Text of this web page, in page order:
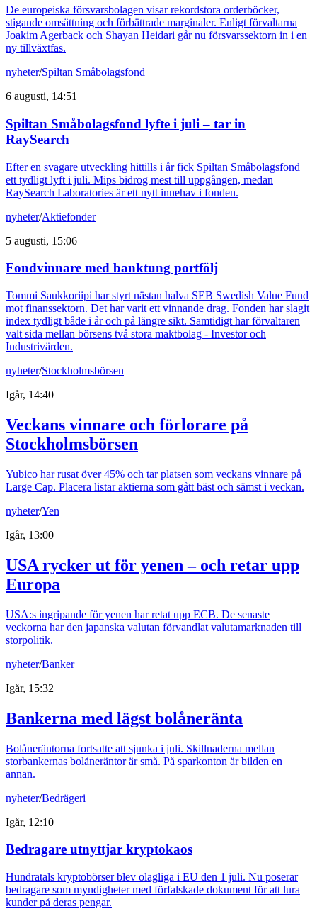
De europeiska försvarsbolagen visar rekordstora orderböcker,
stigande omsättning och förbättrade marginaler. Enligt förvaltarna
Joakim Agerback och Shayan Heidari går nu försvarssektorn in i en
ny tillväxtfas.
nyheter/Spiltan Småbolagsfond
6 augusti, 14:51
Spiltan Småbolagsfond lyfte i juli – tar in
RaySearch
Efter en svagare utveckling hittills i år fick Spiltan Småbolagsfond
ett tydligt lyft i juli. Mips bidrog mest till uppgången, medan
RaySearch Laboratories är ett nytt innehav i fonden.
nyheter/Aktiefonder
5 augusti, 15:06
Fondvinnare med banktung portfölj
Tommi Saukkoriipi har styrt nästan halva SEB Swedish Value Fund
mot finanssektorn. Det har varit ett vinnande drag. Fonden har slagit
index tydligt både i år och på längre sikt. Samtidigt har förvaltaren
valt sida mellan börsens två stora maktbolag - Investor och
Industrivärden.
nyheter/Stockholmsbörsen
Igår, 14:40
Veckans vinnare och förlorare på
Stockholmsbörsen
Yubico har rusat över 45% och tar platsen som veckans vinnare på
Large Cap. Placera listar aktierna som gått bäst och sämst i veckan.
nyheter/Yen
Igår, 13:00
USA rycker ut för yenen – och retar upp
Europa
USA:s ingripande för yenen har retat upp ECB. De senaste
veckorna har den japanska valutan förvandlat valutamarknaden till
storpolitik.
nyheter/Banker
Igår, 15:32
Bankerna med lägst bolåneränta
Bolåneräntorna fortsatte att sjunka i juli. Skillnaderna mellan
storbankernas bolåneräntor är små. På sparkonton är bilden en
annan.
nyheter/Bedrägeri
Igår, 12:10
Bedragare utnyttjar kryptokaos
Hundratals kryptobörser blev olagliga i EU den 1 juli. Nu poserar
bedragare som myndigheter med förfalskade dokument för att lura
kunder på deras pengar.